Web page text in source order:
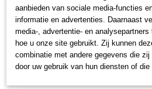
aanbieden van sociale media-functies
informatie en advertenties. Daarnaast
media-, advertentie- en
hoe u onze site gebruikt. Zij kunnen
combinatie met andere gegevens die
door uw gebruik van hun diensten of